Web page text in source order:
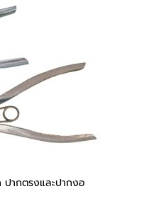
ากตรงและปากงอ